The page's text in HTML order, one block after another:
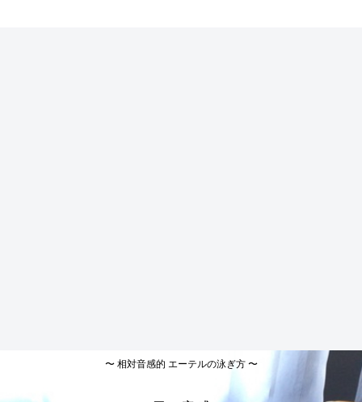
〜 相対音感的 エーテルの泳ぎ方 〜